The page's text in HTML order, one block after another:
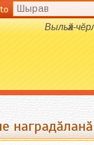
Выльӑх-
наградӑланӑ